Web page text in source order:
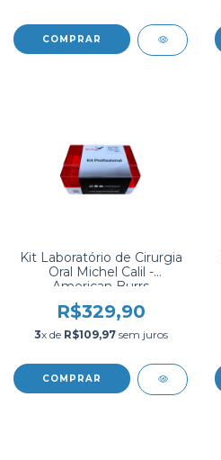
Kit Laboratório de Cirurgia
Oral Michel Calil -
American Burrs
R$329,90
3x de R$109,97sem juros